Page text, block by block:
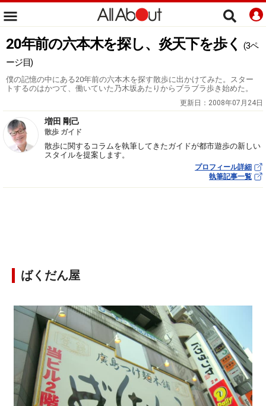
20年前の六本木を探し、炎天下を歩く
(3ペ
ージ目)
僕の記憶の中にある20年前の六本木を探す散歩に出かけてみた。スター
トするのはかつて、働いていた乃木坂あたりからブラブラ歩き始めた。
更新日： 2008年07月24日
増田 剛己
散歩 ガイド
散歩に関するコラムを執筆してきたガイドが都市遊歩の新しい
スタイルを提案します。
プロフィール詳細
執筆記事一覧
ばくだん屋